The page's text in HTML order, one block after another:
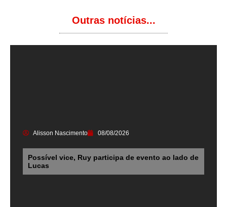
Outras notícias...
Alisson Nascimento 08/08/2026
Possível vice, Ruy participa de evento ao lado de
Lucas